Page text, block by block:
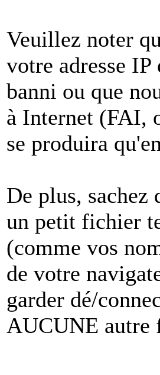
Veuillez noter
votre adresse
banni ou que
à Internet (FAI,
se produira
De plus, sachez
un petit fichier
(comme vos
de votre
garder dé/
AUCUNE autre